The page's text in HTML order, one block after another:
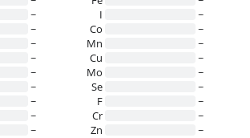
~
~
~
~
~
~
~
~
~
I
~
Co
~
Mn
~
Cu
~
Mo
~
Se
~
F
~
Cr
~
Zn
~